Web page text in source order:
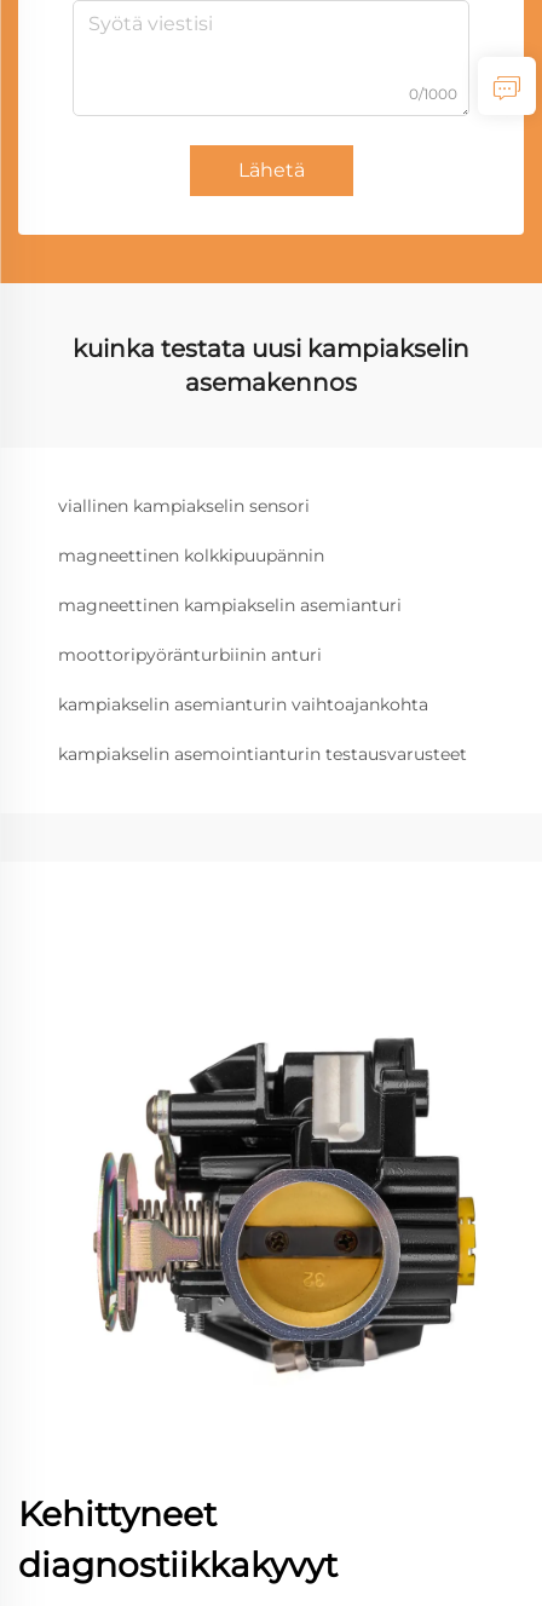
0/1000
Lähetä
kuinka testata uusi kampiakselin
asemakennos
viallinen kampiakselin sensori
magneettinen kolkkipuupännin
magneettinen kampiakselin asemianturi
moottoripyöränturbiinin anturi
kampiakselin asemianturin vaihtoajankohta
kampiakselin asemointianturin testausvarusteet
Kehittyneet
diagnostiikkakyvyt